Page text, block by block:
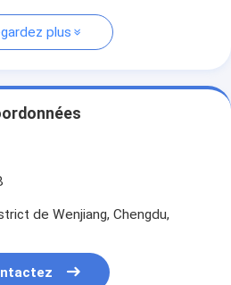
plus
de Wenjiang, Chengdu,